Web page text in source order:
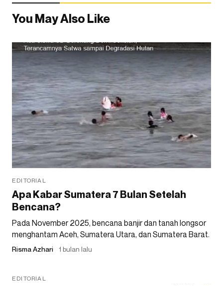
You May Also Like
EDITORIAL
Apa Kabar Sumatera 7 Bulan Setelah
Bencana?
Pada November 2025, bencana banjir dan tanah longsor
menghantam Aceh, Sumatera Utara, dan Sumatera Barat.
Risma Azhari 1 bulan lalu
EDITORIAL